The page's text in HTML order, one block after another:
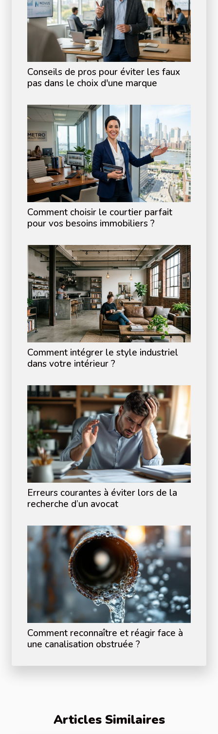
Conseils de pros pour éviter les faux
pas dans le choix d'une marque
Comment choisir le courtier parfait
pour vos besoins immobiliers ?
Comment intégrer le style industriel
dans votre intérieur ?
Erreurs courantes à éviter lors de la
recherche d’un avocat
Comment reconnaître et réagir face à
une canalisation obstruée ?
Articles Similaires